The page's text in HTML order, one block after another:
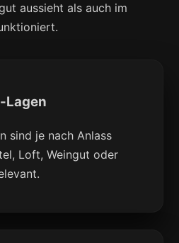
aussieht als auch im
Lagen
sind je nach Anlass
Loft, Weingut oder